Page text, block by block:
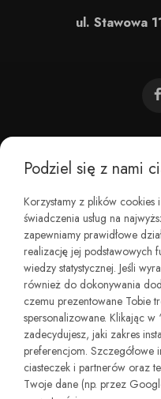
CZEMU BAREFOOT?
KIM JESTEŚMY?
REGULAMINY I
ul. Stawowa
Podziel się z nami
Korzystamy z plików
świadczenia usług na
zapewniamy prawidłowe
realizację jej podstawowych
wiedzy statystycznej. Jeśli
również do dokonywania
czemu prezentowane Tobie
spersonalizowane. Klikając
zadecydujesz, jaki zakres
preferencjom. Szczegółowe
ciasteczek i partnerów oraz
Twoje dane (np. przez